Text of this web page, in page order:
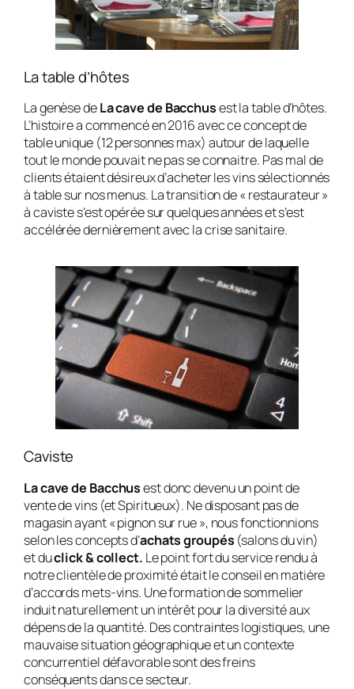
La table d’hôtes
La genèse deLa cave de Bacchusest la table d’hôtes.
L’histoire a commencé en 2016 avec ce concept de
table unique (12 personnes max) autour de laquelle
tout le monde pouvait ne pas se connaitre. Pas mal de
clients étaient désireux d’acheter les vins sélectionnés
à table sur nos menus. La transition de « restaurateur »
à caviste s’est opérée sur quelques années et s’est
accélérée dernièrement avec la crise sanitaire.
Caviste
La cave de Bacchusest donc devenu un point de
vente de vins (et Spiritueux). Ne disposant pas de
magasin ayant « pignon sur rue », nous fonctionnions
selon les concepts d’achats groupés (salons du vin)
et duclick & collect. Le point fort du service rendu à
notre clientèle de proximité était le conseil en matière
d’accords mets-vins. Une formation de sommelier
induit naturellement un intérêt pour la diversité aux
dépens de la quantité. Des contraintes logistiques, une
mauvaise situation géographique et un contexte
concurrentiel défavorable sont des freins
conséquents dans ce secteur.